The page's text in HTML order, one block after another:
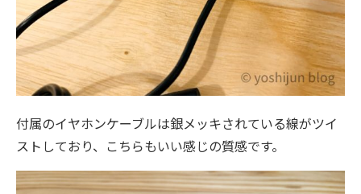
付属のイヤホンケーブルは銀メッキされている線がツイ
ストしており、こちらもいい感じの質感です。